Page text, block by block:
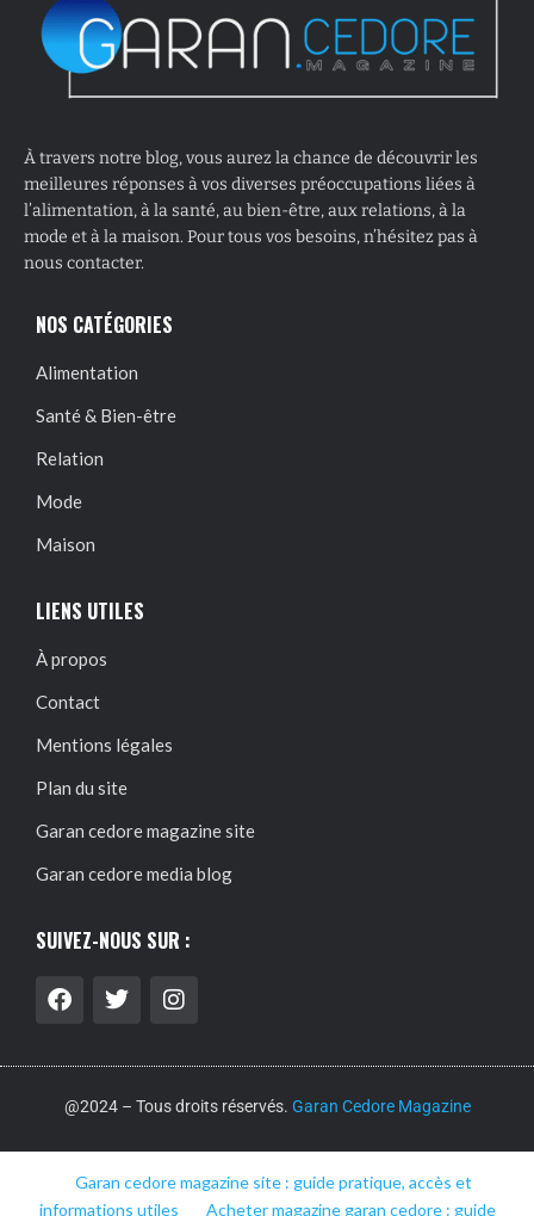
À travers notre blog, vous aurez la chance de découvrir les
meilleures réponses à vos diverses préoccupations liées à
l’alimentation, à la santé, au bien-être, aux relations, à la
mode et à la maison. Pour tous vos besoins, n’hésitez pas à
nous contacter.
NOS CATÉGORIES
Alimentation
Santé & Bien-être
Relation
Mode
Maison
LIENS UTILES
À propos
Contact
Mentions légales
Plan du site
Garan cedore magazine site
Garan cedore media blog
SUIVEZ-NOUS SUR :
@2024 – Tous droits réservés. Garan Cedore Magazine
Garan cedore magazine site : guide pratique, accès et
informations utiles
Acheter magazine garan cedore : guide